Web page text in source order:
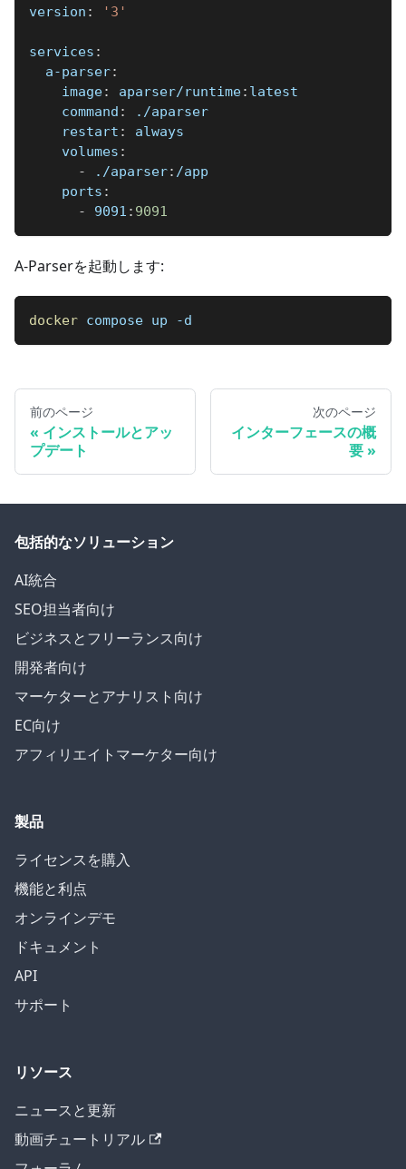
version : '3'
services :
a-parser:
image: aparser/runtime: latest
command :
./aparser
restart :
always
volumes :
-
./aparser: /app
ports :
-
9091 : 9091
A-Parserを起動します:
docker compose up -d
前のページ
インストールとアッ
プデート
次のページ
インターフェースの概
要
包括的なソリューション
AI統合
SEO担当者向け
ビジネスとフリーランス向け
開発者向け
マーケターとアナリスト向け
EC向け
アフィリエイトマーケター向け
製品
ライセンスを購入
機能と利点
オンラインデモ
ドキュメント
API
サポート
リソース
ニュースと更新
動画チュートリアル